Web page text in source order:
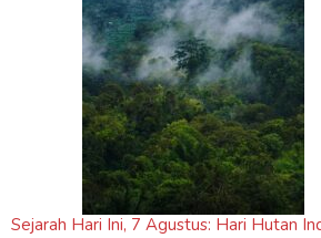
Sejarah Hari Ini, 7 Agustus: Hari Hutan